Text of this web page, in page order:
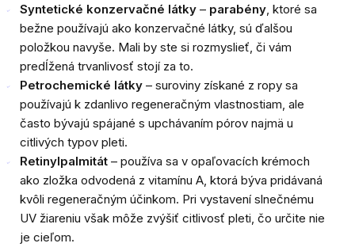
Syntetické konzervačné látky – parabény, ktoré sa
bežne používajú ako konzervačné látky, sú ďalšou
položkou navyše. Mali by ste si rozmyslieť, či vám
predĺžená trvanlivosť stojí za to.
Petrochemické látky – suroviny získané z ropy sa
používajú k zdanlivo regeneračným vlastnostiam, ale
často bývajú spájané s upchávaním pórov najmä u
citlivých typov pleti.
Retinylpalmitát – používa sa v opaľovacích krémoch
ako zložka odvodená z vitamínu A, ktorá býva pridávaná
kvôli regeneračným účinkom. Pri vystavení slnečnému
UV žiareniu však môže zvýšiť citlivosť pleti, čo určite nie
je cieľom.